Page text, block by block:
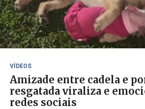
VÍDEOS
Amizade entre cadela e
resgatada viraliza e
redes sociais